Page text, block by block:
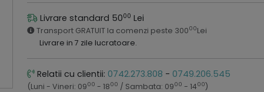
Livrare standard 5000 Lei
Transport GRATUIT la comenzi peste 30000Lei
Livrare in 7 zile lucratoare.
Relatii cu clientii: 0742.273.808 - 0749.206.545
(Luni - Vineri: 0900 - 1800 / Sambata: 0900 - 1400)